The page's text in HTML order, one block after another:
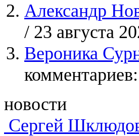
Александр
/ 23 августа
Вероника
комментариев:
новости
Сергей